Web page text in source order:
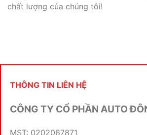
chất lượng của chúng tôi!
THÔNG TIN LIÊN HỆ
CÔNG TY CỔ PHẦN AUTO
MST: 0202067871